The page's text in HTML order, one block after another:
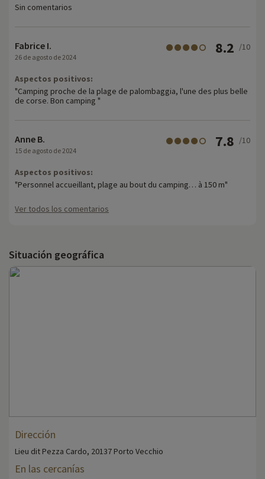
Sin comentarios
Fabrice I.
26 de agosto de 2024
8.2 /10
Aspectos positivos:
"Camping proche de la plage de palombaggia, l'une des plus belle
de corse. Bon camping "
Anne B.
15 de agosto de 2024
7.8 /10
Aspectos positivos:
"Personnel accueillant, plage au bout du camping… à 150 m"
Ver todos los comentarios
Situación geográfica
Dirección
Lieu dit Pezza Cardo, 20137 Porto Vecchio
En las cercanías